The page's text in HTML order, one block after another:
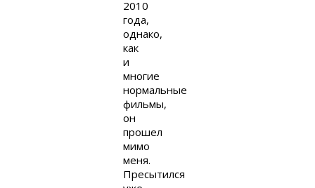
2010
года,
однако,
как
и
многие
нормальные
фильмы,
он
прошел
мимо
меня.
Пресытился